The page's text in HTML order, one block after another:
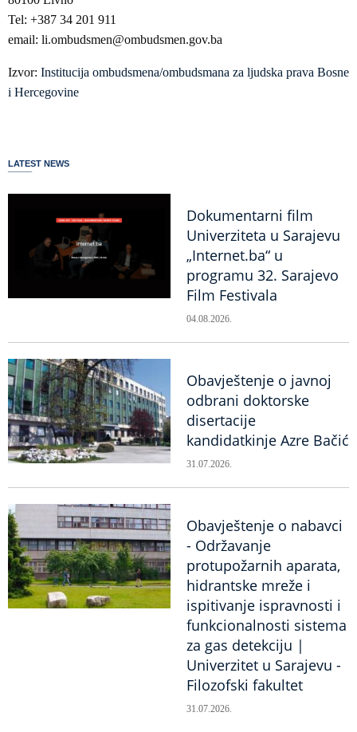
Tel: +387 34 201 911
email: li.ombudsmen@ombudsmen.gov.ba
Izvor: Institucija ombudsmena/ombudsmana za ljudska prava Bosne
i Hercegovine
LATEST NEWS
Dokumentarni film
Univerziteta u Sarajevu
„Internet.ba“ u
programu 32. Sarajevo
Film Festivala
04.08.2026.
Obavještenje o javnoj
odbrani doktorske
disertacije
kandidatkinje Azre Bačić
31.07.2026.
Obavještenje o nabavci
- Održavanje
protupožarnih aparata,
hidrantske mreže i
ispitivanje ispravnosti i
funkcionalnosti sistema
za gas detekciju |
Univerzitet u Sarajevu -
Filozofski fakultet
31.07.2026.